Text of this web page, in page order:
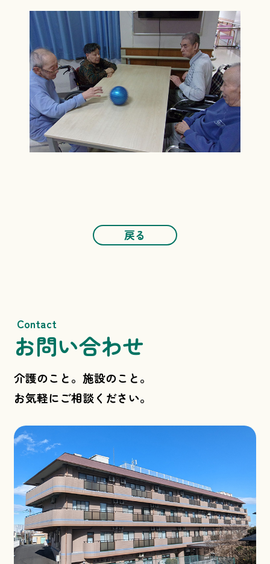
戻る
Contact
お問い合わせ
介護のこと。施設のこと。
お気軽にご相談ください。